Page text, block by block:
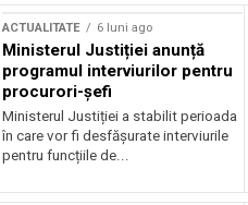
ACTUALITATE 6 luni ago
Ministerul Justiției anunță
programul interviurilor pentru
procurori-șefi
Ministerul Justiției a stabilit perioada
în care vor fi desfășurate interviurile
pentru funcțiile de...